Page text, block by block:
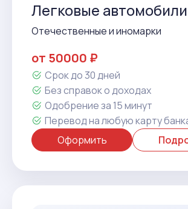
Легковые автомобили
Отечественные и иномарки
от 50000 ₽
Срок до 30 дней
Без справок о доходах
Одобрение за 15 минут
Перевод на любую карту
Оформить